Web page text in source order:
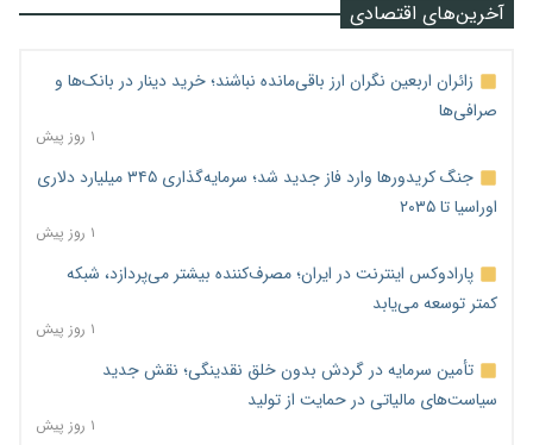
آخرین‌های اقتصادی
زائران اربعین نگران ارز باقی‌مانده نباشند؛ خرید دینار در بانک‌ها و
صرافی‌ها
۱ روز پیش
جنگ کریدورها وارد فاز جدید شد؛ سرمایه‌گذاری ۳۴۵ میلیارد دلاری
اوراسیا تا ۲۰۳۵
۱ روز پیش
پارادوکس اینترنت در ایران؛ مصرف‌کننده بیشتر می‌پردازد، شبکه
کمتر توسعه می‌یابد
۱ روز پیش
تأمین سرمایه در گردش بدون خلق نقدینگی؛ نقش جدید
سیاست‌های مالیاتی در حمایت از تولید
۱ روز پیش